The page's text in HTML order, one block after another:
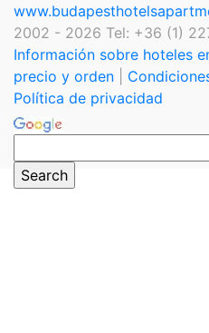
2002 - 2026 Tel: +36 (1)
Información sobre hoteles
precio y orden
Política de privacidad